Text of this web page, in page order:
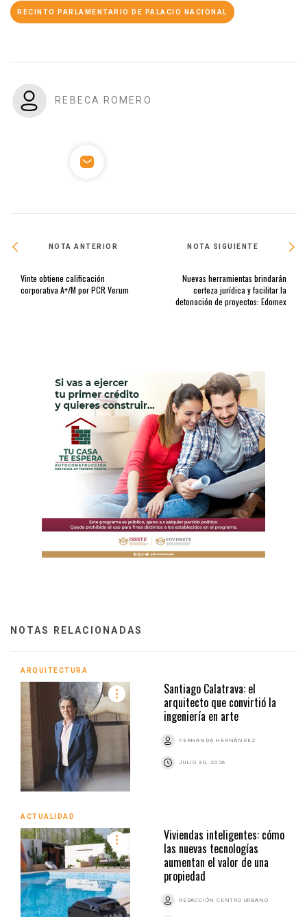
RECINTO PARLAMENTARIO DE PALACIO NACIONAL
REBECA ROMERO
NOTA ANTERIOR
Vinte obtiene calificación
corporativa A+/M por PCR Verum
NOTA SIGUIENTE
Nuevas herramientas brindarán
certeza jurídica y facilitar la
detonación de proyectos: Edomex
NOTAS RELACIONADAS
ARQUITECTURA
Santiago Calatrava: el
arquitecto que convirtió la
ingeniería en arte
FERNANDA HERNÁNDEZ
JULIO 30, 2026
ACTUALIDAD
Viviendas inteligentes: cómo
las nuevas tecnologías
aumentan el valor de una
propiedad
REDACCIÓN CENTRO URBANO